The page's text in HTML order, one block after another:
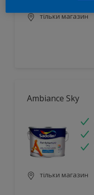
тільки магазин
Ambiance Sky
тільки магазин